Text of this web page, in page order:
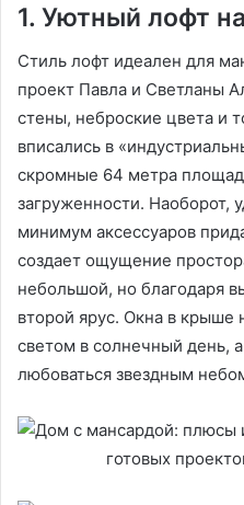
1. Уютный лофт
Стиль лофт идеален для
проект Павла и Светланы
стены, неброские цвета и
вписались в
скромные 64 метра
загруженности. Наоборот,
минимум аксессуаров
создает ощущение
небольшой, но благодаря
второй ярус. Окна в
светом в солнечный день,
любоваться звездным